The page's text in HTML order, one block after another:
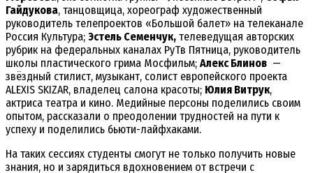
Гайдукова, танцовщица, хореограф художественный
руководитель телепроектов «Большой балет» на телеканале
Россия Культура; Эстель Семенчук, телеведущая авторских
рубрик на федеральных каналах РуТв Пятница, руководитель
школы пластического грима Мосфильм; Алекс Блинов —
звёздный стилист, музыкант, солист европейского проекта
ALEXIS SKIZAR, владелец салона красоты; Юлия Витрук,
актриса театра и кино. Медийные персоны поделились своим
опытом, рассказали о преодолении трудностей на пути к
успеху и поделились бьюти-лайфхаками.
На таких сессиях студенты смогут не только получить новые
знания, но и зарядиться вдохновением от встречи с